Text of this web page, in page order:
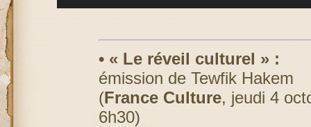
• « Le réveil culturel » :
émission de Tewfik Hakem
(France Culture, jeudi 4
6h30)